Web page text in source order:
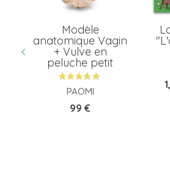
Modèle
anatomique Vagin
+ Vulve en
peluche petit
PAOMI
Prix
99 €